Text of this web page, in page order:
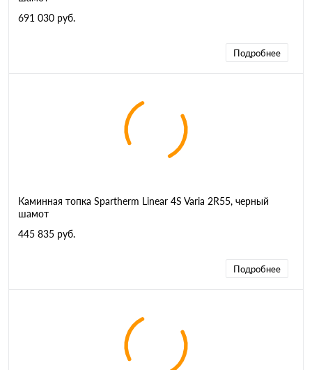
691 030 руб.
Подробнее
Каминная топка Spartherm Linear 4S Varia 2R55, черный
шамот
445 835 руб.
Подробнее